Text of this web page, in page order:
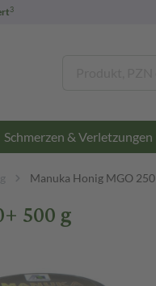
3
Schmerzen & Verletzungen
Manuka Honig MGO 250
500 g